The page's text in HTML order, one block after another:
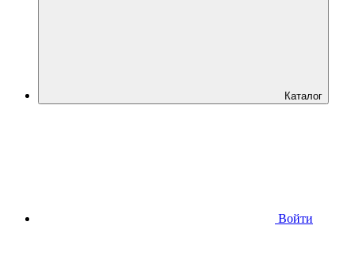
Каталог
Войти